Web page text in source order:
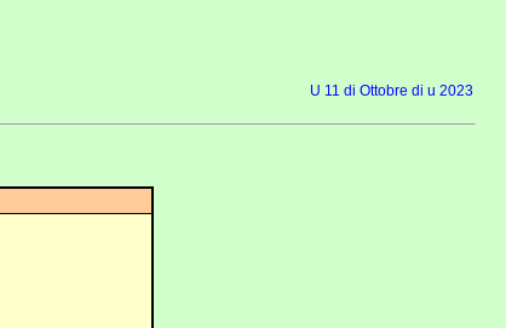
U 11 di Ottobre di u 2023